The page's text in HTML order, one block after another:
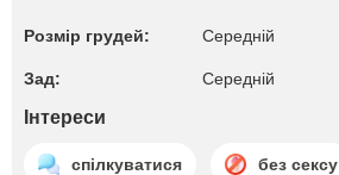
Розмір грудей: Середній
Зад: Середній
Інтереси
спілкуватися без сексу